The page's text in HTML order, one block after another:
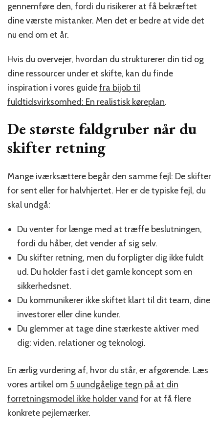
gennemføre den, fordi du risikerer at få bekræftet
dine værste mistanker. Men det er bedre at vide det
nu end om et år.
Hvis du overvejer, hvordan du strukturerer din tid og
dine ressourcer under et skifte, kan du finde
inspiration i vores guidefra bijob til
fuldtidsvirksomhed: En realistisk køreplan.
De største faldgruber når du
skifter retning
Mange iværksættere begår den samme fejl: De skifter
for sent eller for halvhjertet. Her er de typiske fejl, du
skal undgå:
Du venter for længe med at træffe beslutningen,
fordi du håber, det vender af sig selv.
Du skifter retning, men du forpligter dig ikke fuldt
ud. Du holder fast i det gamle koncept som en
sikkerhedsnet.
Du kommunikerer ikke skiftet klart til dit team, dine
investorer eller dine kunder.
Du glemmer at tage dine stærkeste aktiver med
dig: viden, relationer og teknologi.
En ærlig vurdering af, hvor du står, er afgørende. Læs
vores artikel om 5 uundgåelige tegn på at din
forretningsmodel ikke holder vand for at få flere
konkrete pejlemærker.